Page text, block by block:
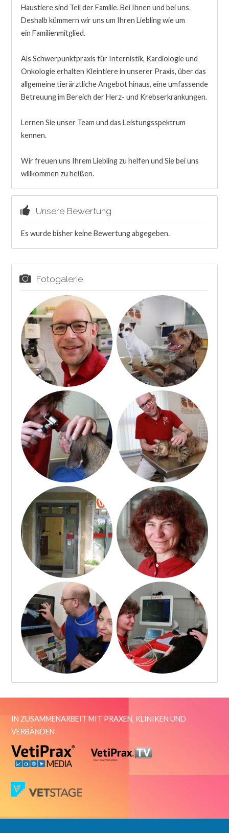
Haustiere sind Teil der Familie. Bei Ihnen und bei uns.
Deshalb kümmern wir uns um Ihren Liebling wie um
ein Familienmitglied.
Als Schwerpunktpraxis für Internistik, Kardiologie und
Onkologie erhalten Kleintiere in unserer Praxis, über das
allgemeine tierärztliche Angebot hinaus, eine umfassende
Betreuung im Bereich der Herz- und Krebserkrankungen.
Lernen Sie unser Team und das Leistungsspektrum
kennen.
Wir freuen uns Ihrem Liebling zu helfen und Sie bei uns
willkommen zu heißen.
Unsere Bewertung
Es wurde bisher keine Bewertung abgegeben.
Fotogalerie
IN ZUSAMMENARBEIT MIT PRAXEN, KLINIKEN UND
VERBÄNDEN